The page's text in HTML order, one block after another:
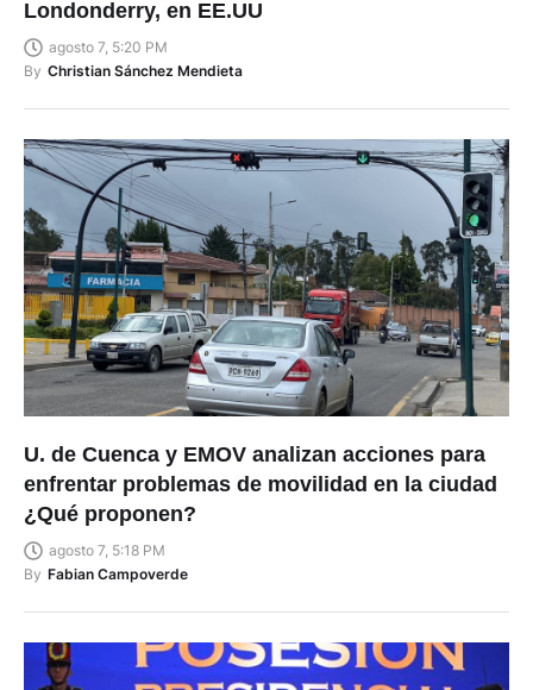
agosto 7, 5:20 PM
By
Christian Sánchez Mendieta
U. de Cuenca y EMOV analizan acciones para
enfrentar problemas de movilidad en la ciudad
¿Qué proponen?
agosto 7, 5:18 PM
By
Fabian Campoverde